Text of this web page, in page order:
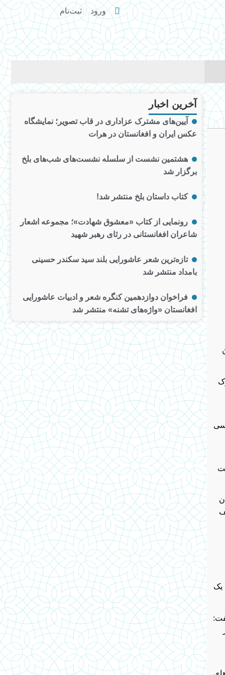
ورود ثبت‌نام
آخرین اخبار
آیین‌های مشترک عزاداری در قاب تصویر؛ نمایشگاه
عکس ایران و افغانستان در هرات
هشتمین نشست از سلسله نشست‌های شب‌های بلخ
برگزار شد
کتاب داستان بلخ منتشر شد!
رونمایی از کتاب «معشوق شهادت»؛ مجموعه اشعار
شاعران افغانستانی در رثای رهبر شهید
تازه‌ترین شعر عاشورایی بلند سید سکندر حسینی
بامداد منتشر شد
فراخوان دوازدهمین کنگره شعر و ادبیات عاشورایی
افغانستان «واژه‌های تشنه» منتشر شد
یک